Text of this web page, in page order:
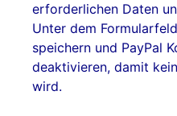
erforderlichen Daten
Unter dem
speichern und PayPal
deaktivieren, damit
wird.